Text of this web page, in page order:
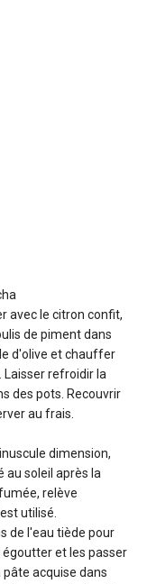
avec le citron confit,
de piment dans
d'olive et chauffer
Laisser refroidir la
des pots. Recouvrir
au frais.
dimension,
au soleil après la
relève
utilisé.
de l'eau tiède pour
égoutter et les passer
acquise dans